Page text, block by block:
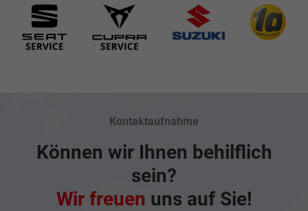
Kontaktaufnahme
Können wir Ihnen behilflich
sein?
Wir freuen uns auf Sie!